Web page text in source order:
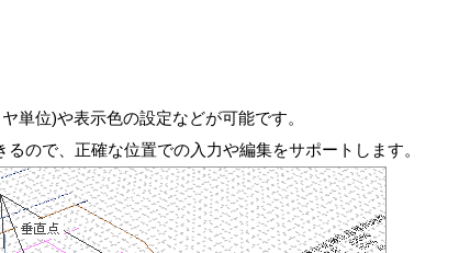
単位)や表示色の設定などが可能です。
ので、正確な位置での入力や編集をサポートします。